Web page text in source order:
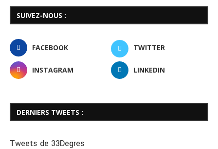
SUIVEZ-NOUS :
FACEBOOK TWITTER
INSTAGRAM LINKEDIN
DERNIERS TWEETS :
Tweets de 33Degres